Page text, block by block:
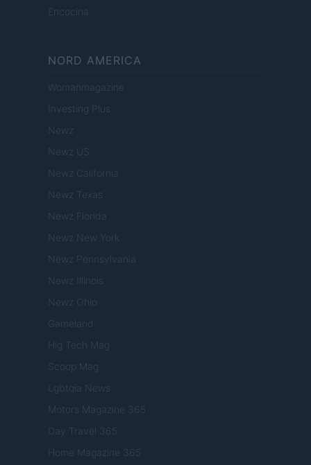
Encocina
NORD AMERICA
Womanmagazine
Investing Plus
Newz
Newz US
Newz California
Newz Texas
Newz Florida
Newz New York
Newz Pennsylvania
Newz Illinois
Newz Ohio
Gameland
Hig Tech Mag
Scoop Mag
Lgbtqia News
Motors Magazine 365
Day Travel 365
Home Magazine 365